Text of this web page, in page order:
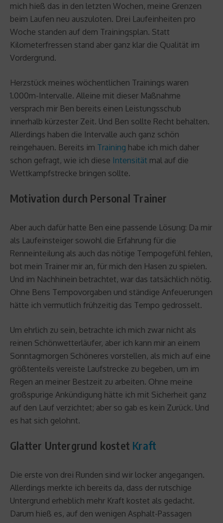
mich hieß das in den letzten Wochen, meine Grenzen
beim Laufen neu auszuloten. Drei Laufeinheiten pro
Woche standen auf dem Trainingsplan. Statt
Kilometerfressen stand aber ganz klar die Qualität im
Vordergrund.
Herzstück meines wöchentlichen Trainings waren
1.000m-Intervalle. Alleine mit dieser Maßnahme
versprach mir Ben bereits einen Leistungsschub
innerhalb kürzester Zeit. Und Ben sollte Recht behalten.
Allerdings haben die Intervalle auch ganz schön
reingehauen. Bereits im Training habe ich mich daher
schon gefragt, wie ich diese Intensität mal auf die
Wettkampfstrecke bringen sollte.
Motivation durch Personal Trainer
Aber auch dafür hatte Ben eine passende Lösung: Da mir
als Laufeinsteiger sowohl die Erfahrung für die
Renneinteilung als auch das nötige Tempogefühl fehlen,
bot mein Trainer mir an, für mich den Hasen zu spielen.
Und im Nachhinein betrachtet, war das tatsächlich nötig.
Ohne Bens Tempovorgaben und ständige Anfeuerungen
hätte ich vermutlich frühzeitig das Tempo gedrosselt.
Um ehrlich zu sein, betrachte ich mich zwar nicht als
reinen Schönwetterläufer, aber ich kann mir an einem
Sonntagmorgen Schöneres vorstellen, als mich auf eine
größtenteils vereiste Laufstrecke zu begeben, um im
Regen an meiner Bestzeit zu arbeiten. Ohne meine
großspurige Ankündigung hätte ich mit Sicherheit ganz
auf den Lauf verzichtet; aber so gab es kein Zurück. Und
es hat sich gelohnt.
Glatter Untergrund kostet Kraft
Die erste von drei Runden sind wir locker angegangen.
Allerdings merkte ich bereits da, dass der rutschige
Untergrund erheblich mehr Kraft kostet als gedacht.
Darum hieß es, auf den wenigen Asphalt-Passagen